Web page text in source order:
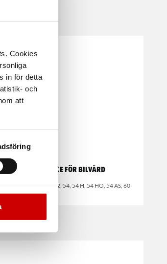
Cookies
in för detta
och
att
Munstycke för bilvård
Till dammsugare ISS 32, 54, 54 H, 54 HO, 54 AS, 60